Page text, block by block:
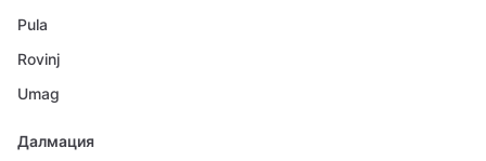
Pula
Rovinj
Umag
Далмация